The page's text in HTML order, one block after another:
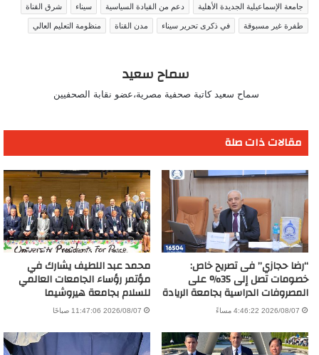
جامعة الإسماعيلية الجديدة الأهلية
دعم من القيادة السياسية سيناء
شرق القناة
طفرة غير مسبوقة
في ذكرى تحرير سيناء مدن القناة منظومة التعليم العالي
سماح سعيد
سماح سعيد كاتبة صحفية مصرية،عضو نقابة الصحفيين
مقالات ذات صلة
“رضا حجازي” فى تصريح خاص:
خصومات تصل إلى 35% على
المصروفات الدراسية بجامعة الريادة
2026/08/07 4:46:22 مساءً
محمد عبد اللطيف يشارك في
مؤتمر رؤساء الجامعات العالمي
للسلام بجامعة هيروشيما
2026/08/07 11:47:06 صباحًا